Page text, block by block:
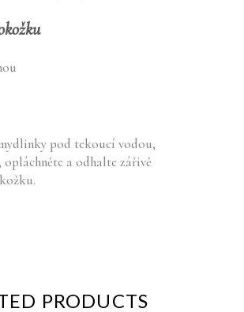
pod tekoucí vodou,
opláchněte a odhalte zářivě
PRODUCTS